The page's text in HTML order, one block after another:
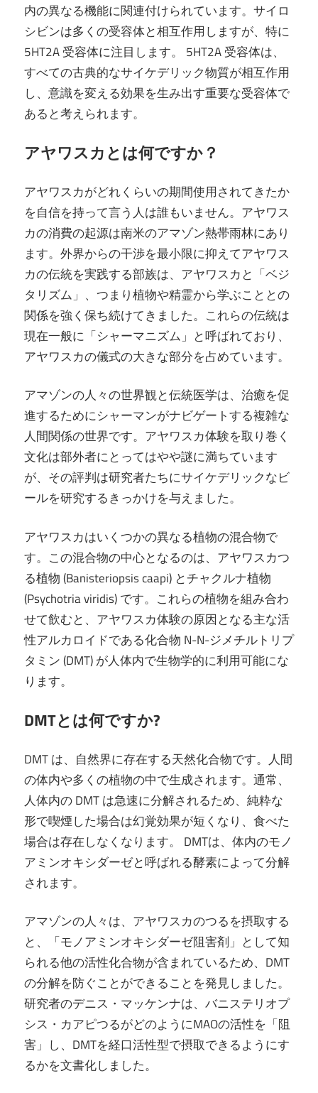
内の異なる機能に関連付けられています。サイロ
シビンは多くの受容体と相互作用しますが、特に
5HT2A 受容体に注目します。 5HT2A 受容体は、
すべての古典的なサイケデリック物質が相互作用
し、意識を変える効果を生み出す重要な受容体で
あると考えられます。
アヤワスカとは何ですか？
アヤワスカがどれくらいの期間使用されてきたか
を自信を持って言う人は誰もいません。アヤワス
カの消費の起源は南米のアマゾン熱帯雨林にあり
ます。外界からの干渉を最小限に抑えてアヤワス
カの伝統を実践する部族は、アヤワスカと「ベジ
タリズム」、つまり植物や精霊から学ぶこととの
関係を強く保ち続けてきました。これらの伝統は
現在一般に「シャーマニズム」と呼ばれており、
アヤワスカの儀式の大きな部分を占めています。
アマゾンの人々の世界観と伝統医学は、治癒を促
進するためにシャーマンがナビゲートする複雑な
人間関係の世界です。アヤワスカ体験を取り巻く
文化は部外者にとってはやや謎に満ちています
が、その評判は研究者たちにサイケデリックなビ
ールを研究するきっかけを与えました。
アヤワスカはいくつかの異なる植物の混合物で
す。この混合物の中心となるのは、アヤワスカつ
る植物 (Banisteriopsis caapi) とチャクルナ植物
(Psychotria viridis) です。これらの植物を組み合わ
せて飲むと、アヤワスカ体験の原因となる主な活
性アルカロイドである化合物 N-N-ジメチルトリプ
タミン (DMT) が人体内で生物学的に利用可能にな
ります。
DMTとは何ですか?
DMT は、自然界に存在する天然化合物です。人間
の体内や多くの植物の中で生成されます。通常、
人体内の DMT は急速に分解されるため、純粋な
形で喫煙した場合は幻覚効果が短くなり、食べた
場合は存在しなくなります。 DMTは、体内のモノ
アミンオキシダーゼと呼ばれる酵素によって分解
されます。
アマゾンの人々は、アヤワスカのつるを摂取する
と、「モノアミンオキシダーゼ阻害剤」として知
られる他の活性化合物が含まれているため、DMT
の分解を防ぐことができることを発見しました。
研究者のデニス・マッケンナは、バニステリオプ
シス・カアピつるがどのようにMAOの活性を「阻
害」し、DMTを経口活性型で摂取できるようにす
るかを文書化しました。